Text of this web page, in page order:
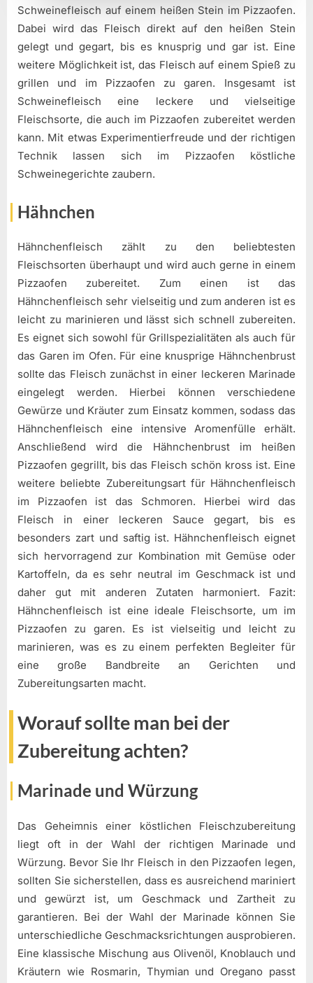
Schweinefleisch auf einem heißen Stein im Pizzaofen.
Dabei wird das Fleisch direkt auf den heißen Stein
gelegt und gegart, bis es knusprig und gar ist. Eine
weitere Möglichkeit ist, das Fleisch auf einem Spieß zu
grillen und im Pizzaofen zu garen. Insgesamt ist
Schweinefleisch eine leckere und vielseitige
Fleischsorte, die auch im Pizzaofen zubereitet werden
kann. Mit etwas Experimentierfreude und der richtigen
Technik lassen sich im Pizzaofen köstliche
Schweinegerichte zaubern.
Hähnchen
Hähnchenfleisch zählt zu den beliebtesten
Fleischsorten überhaupt und wird auch gerne in einem
Pizzaofen zubereitet. Zum einen ist das
Hähnchenfleisch sehr vielseitig und zum anderen ist es
leicht zu marinieren und lässt sich schnell zubereiten.
Es eignet sich sowohl für Grillspezialitäten als auch für
das Garen im Ofen. Für eine knusprige Hähnchenbrust
sollte das Fleisch zunächst in einer leckeren Marinade
eingelegt werden. Hierbei können verschiedene
Gewürze und Kräuter zum Einsatz kommen, sodass das
Hähnchenfleisch eine intensive Aromenfülle erhält.
Anschließend wird die Hähnchenbrust im heißen
Pizzaofen gegrillt, bis das Fleisch schön kross ist. Eine
weitere beliebte Zubereitungsart für Hähnchenfleisch
im Pizzaofen ist das Schmoren. Hierbei wird das
Fleisch in einer leckeren Sauce gegart, bis es
besonders zart und saftig ist. Hähnchenfleisch eignet
sich hervorragend zur Kombination mit Gemüse oder
Kartoffeln, da es sehr neutral im Geschmack ist und
daher gut mit anderen Zutaten harmoniert. Fazit:
Hähnchenfleisch ist eine ideale Fleischsorte, um im
Pizzaofen zu garen. Es ist vielseitig und leicht zu
marinieren, was es zu einem perfekten Begleiter für
eine große Bandbreite an Gerichten und
Zubereitungsarten macht.
Worauf sollte man bei der
Zubereitung achten?
Marinade und Würzung
Das Geheimnis einer köstlichen Fleischzubereitung
liegt oft in der Wahl der richtigen Marinade und
Würzung. Bevor Sie Ihr Fleisch in den Pizzaofen legen,
sollten Sie sicherstellen, dass es ausreichend mariniert
und gewürzt ist, um Geschmack und Zartheit zu
garantieren. Bei der Wahl der Marinade können Sie
unterschiedliche Geschmacksrichtungen ausprobieren.
Eine klassische Mischung aus Olivenöl, Knoblauch und
Kräutern wie Rosmarin, Thymian und Oregano passt